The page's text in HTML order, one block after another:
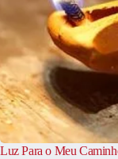
Luz Para o Meu